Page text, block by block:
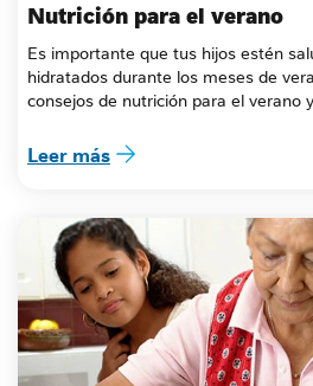
Nutrición para el verano
Es importante que tus hijos estén
hidratados durante los meses de
consejos de nutrición para el verano
Leer más